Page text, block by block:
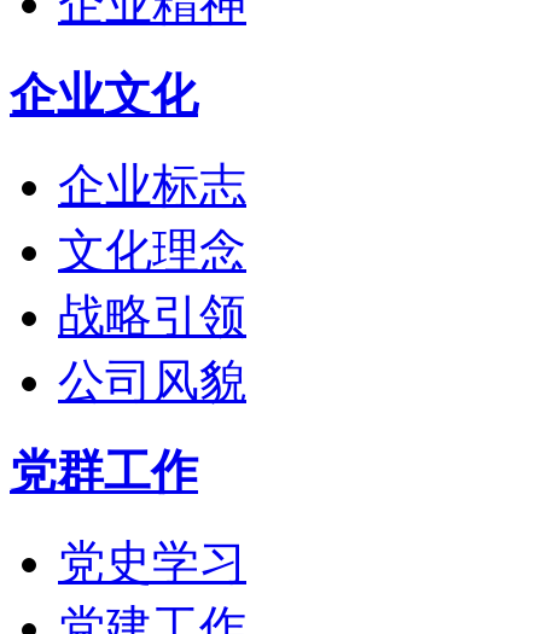
企业文化
企业标志
文化理念
战略引领
公司风貌
党群工作
党史学习